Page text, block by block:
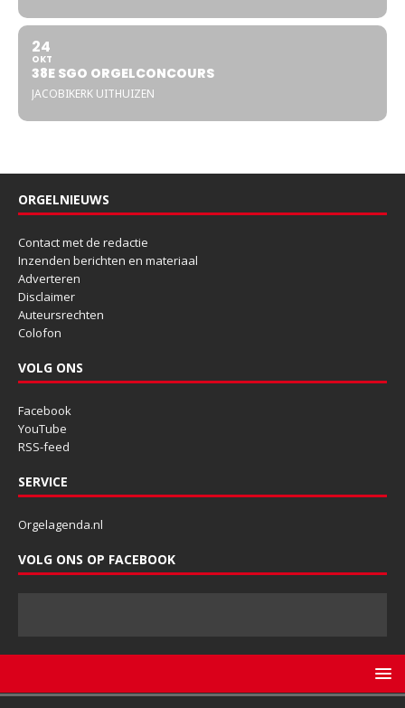
24
OKT
38E SGO ORGELCONCOURS
JACOBIKERK UITHUIZEN
ORGELNIEUWS
Contact met de redactie
Inzenden berichten en materiaal
Adverteren
Disclaimer
Auteursrechten
Colofon
VOLG ONS
Facebook
YouTube
RSS-feed
SERVICE
Orgelagenda.nl
VOLG ONS OP FACEBOOK